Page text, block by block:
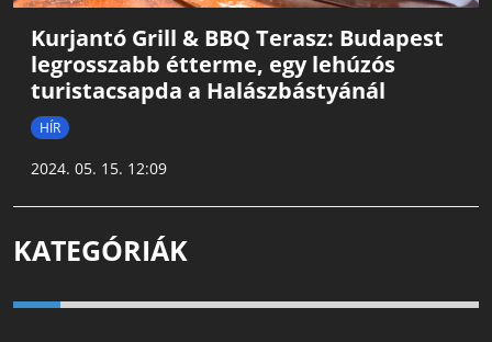
Kurjantó Grill & BBQ Terasz: Budapest
legrosszabb étterme, egy lehúzós
turistacsapda a Halászbástyánál
HÍR
2024. 05. 15. 12:09
KATEGÓRIÁK